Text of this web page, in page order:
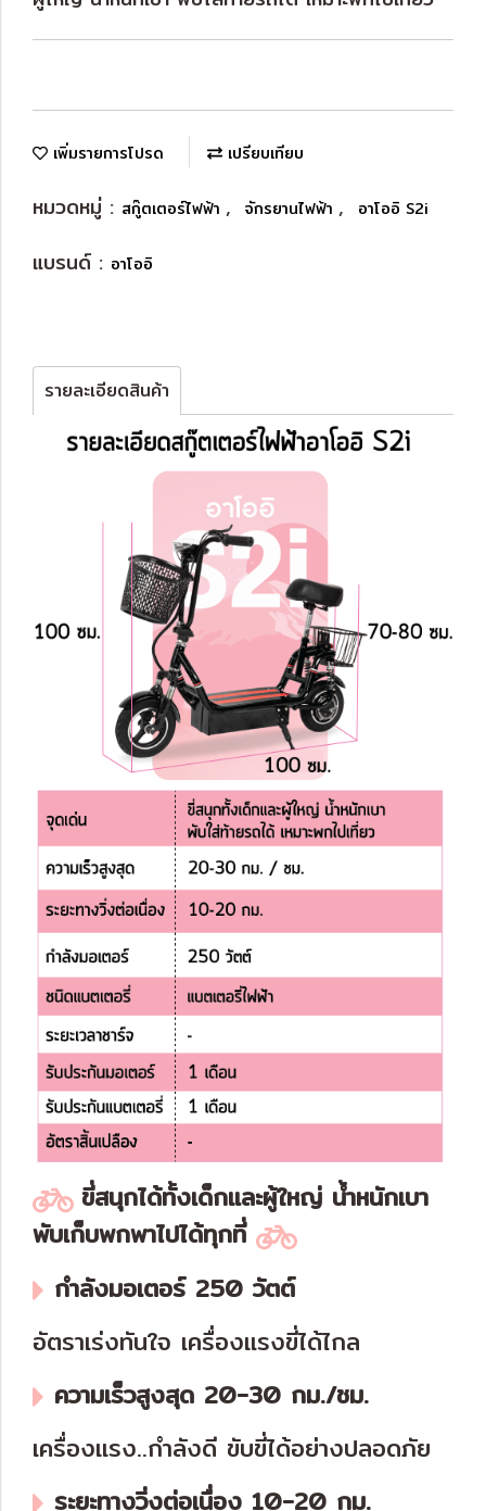
เพิ่มรายการโปรด เปรียบเทียบ
หมวดหมู่ : สกู๊ตเตอร์ไฟฟ้า , จักรยานไฟฟ้า , อาโออิ S2i
แบรนด์ : อาโออิ
รายละเอียดสินค้า
ขี่สนุกได้ทั้งเด็กและผู้ใหญ่ น้ำหนักเบา
พับเก็บพกพาไปได้ทุกที่
กำลังมอเตอร์ 250 วัตต์
อัตราเร่งทันใจ เครื่องแรงขี่ได้ไกล
ความเร็วสูงสุด 20-30 กม./ชม.
เครื่องแรง..กำลังดี ขับขี่ได้อย่างปลอดภัย
ระยะทางวิ่งต่อเนื่อง 10-20 กม.